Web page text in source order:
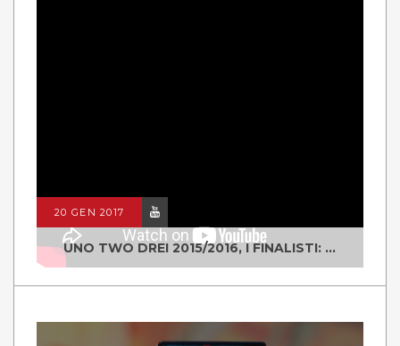
20 GEN 2017
UNO TWO DREI 2015/2016, I FINALISTI: CLASSE IV ALS ISTITUTO "DEGASPERI" BORGO VALSUGANA